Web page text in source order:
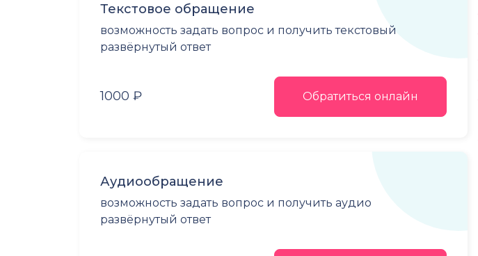
Текстовое обращение
возможность задать вопрос и получить текстовый
развёрнутый ответ
1000 ₽ Обратиться онлайн
Аудиообращение
возможность задать вопрос и получить аудио
развёрнутый ответ